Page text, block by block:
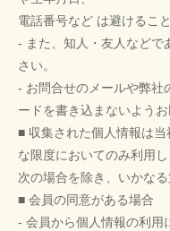
電話番号など は避けるこ
- また、知人・友人などで
さい。
- お問合せのメールや弊社
ードを書き込まないようお
■ 収集された個人情報は
な限度においてのみ利用し
次の場合を除き、いかな
■ 会員の同意がある場合
- 会員から個人情報の利用